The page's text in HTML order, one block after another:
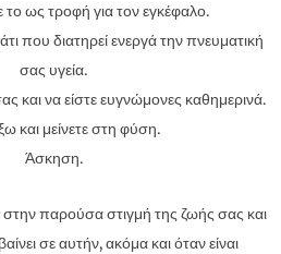
το ως τροφή για τον εγκέφαλο.
που διατηρεί ενεργά την πνευματική
σας υγεία.
και να είστε ευγνώμονες καθημερινά.
και μείνετε στη φύση.
Άσκηση.
στην παρούσα στιγμή της ζωής σας και
σε αυτήν, ακόμα και όταν είναι